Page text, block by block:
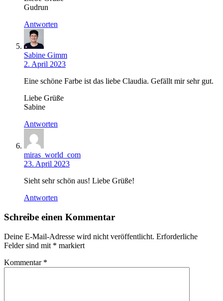
Gudrun
Antworten
Sabine Gimm
2. April 2023
Eine schöne Farbe ist das liebe Claudia. Gefällt mir sehr gut.
Liebe Grüße
Sabine
Antworten
miras_world_com
23. April 2023
Sieht sehr schön aus! Liebe Grüße!
Antworten
Schreibe einen Kommentar
Deine E-Mail-Adresse wird nicht veröffentlicht. Erforderliche
Felder sind mit * markiert
Kommentar *